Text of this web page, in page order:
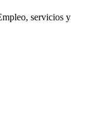
servicios y